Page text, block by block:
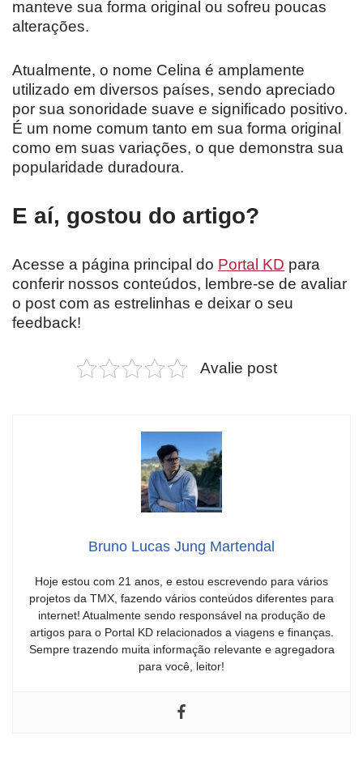
manteve sua forma original ou sofreu poucas
alterações.
Atualmente, o nome Celina é amplamente
utilizado em diversos países, sendo apreciado
por sua sonoridade suave e significado positivo.
É um nome comum tanto em sua forma original
como em suas variações, o que demonstra sua
popularidade duradoura.
E aí, gostou do artigo?
Acesse a página principal do Portal KD para
conferir nossos conteúdos, lembre-se de avaliar
o post com as estrelinhas e deixar o seu
feedback!
Avalie post
Bruno Lucas Jung Martendal
Hoje estou com 21 anos, e estou escrevendo para vários
projetos da TMX, fazendo vários conteúdos diferentes para
internet! Atualmente sendo responsável na produção de
artigos para o Portal KD relacionados a viagens e finanças.
Sempre trazendo muita informação relevante e agregadora
para você, leitor!